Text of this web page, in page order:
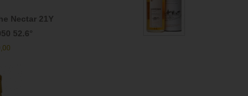
Nectar 21Y
52.6°